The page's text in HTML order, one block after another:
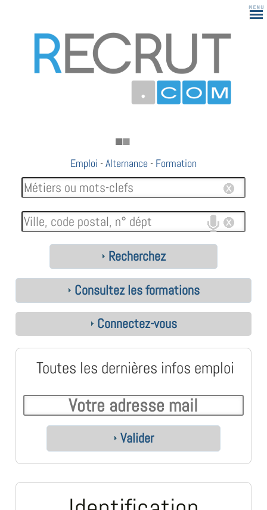
Emploi -Alternance - Formation
Recherchez
Consultez les formations
Connectez-vous
Toutes les dernières infos emploi
Valider